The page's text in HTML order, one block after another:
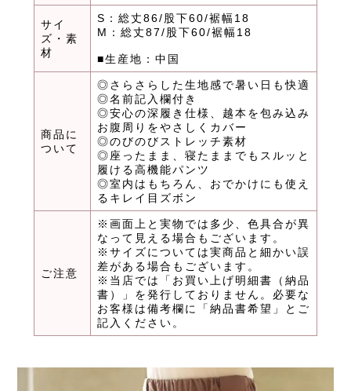
サイ
ズ・素
材
S：総丈86/股下60/裾幅18
M：総丈87/股下60/裾幅18
■生産地：中国
商品に
ついて
◎さらさらした生地感で暑い日も快適
◎名前記入欄付き
◎安心の深履き仕様、越本を包み込み
お腹周りをやさしくカバー
◎のびのびストレッチ素材
◎座ったまま、寝たままでもスルッと
履ける高機能パンツ
◎室内はもちろん、おでかけにも使え
るキレイ目ズボン
ご注意
※画面上と実物では多少、色具合が異
なって見える場合もございます。
※サイズについては実商品と細かい誤
差がある場合もございます。
※当店では「お買い上げ明細書（納品
書）」を発行しておりません。必要な
お客様は備考欄に「納品書希望」とご
記入ください。